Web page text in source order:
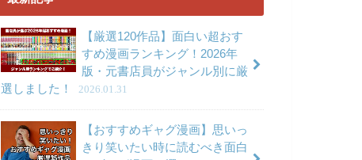
【厳選120作品】面白い超おす
すめ漫画ランキング！2026年
版・元書店員がジャンル別に厳
選しました！
2026.01.31
【おすすめギャグ漫画】思いっ
きり笑いたい時に読むべき面白